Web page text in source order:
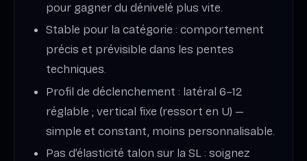
pour gagner du dénivelé plus vite.
Stable pour la catégorie : comportement
précis et prévisible dans les pentes
techniques.
Profil de déclenchement : latéral 6–12
réglable ; vertical fixe (ressort en U) —
simple et constant, moins personnalisable.
Pas d’élasticité talon sur la SL : soignez